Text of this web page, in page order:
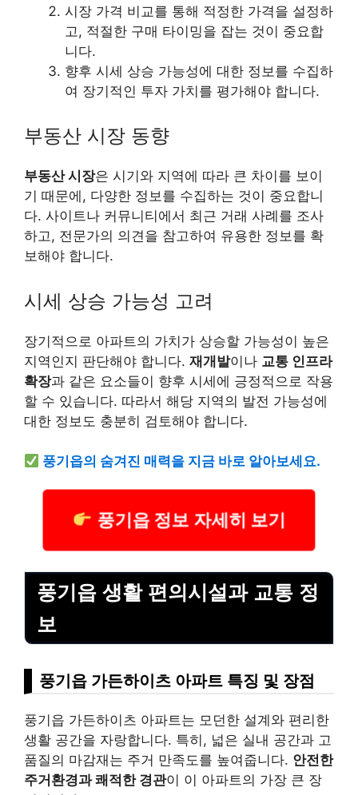
시장 가격 비교를 통해 적정한 가격을 설정하
고, 적절한 구매 타이밍을 잡는 것이 중요합
니다.
향후 시세 상승 가능성에 대한 정보를 수집하
여 장기적인 투자 가치를 평가해야 합니다.
부동산 시장 동향
부동산 시장은 시기와 지역에 따라 큰 차이를 보이
기 때문에, 다양한 정보를 수집하는 것이 중요합니
다. 사이트나 커뮤니티에서 최근 거래 사례를 조사
하고, 전문가의 의견을 참고하여 유용한 정보를 확
보해야 합니다.
시세 상승 가능성 고려
장기적으로 아파트의 가치가 상승할 가능성이 높은
지역인지 판단해야 합니다. 재개발이나 교통 인프라
확장과 같은 요소들이 향후 시세에 긍정적으로 작용
할 수 있습니다. 따라서 해당 지역의 발전 가능성에
대한 정보도 충분히 검토해야 합니다.
풍기읍의 숨겨진 매력을 지금 바로 알아보세요.
풍기읍 정보 자세히 보기
풍기읍 생활 편의시설과 교통 정
보
풍기읍 가든하이츠 아파트 특징 및 장점
풍기읍 가든하이츠 아파트는 모던한 설계와 편리한
생활 공간을 자랑합니다. 특히, 넓은 실내 공간과 고
품질의 마감재는 주거 만족도를 높여줍니다. 안전한
주거환경과 쾌적한 경관이 이 아파트의 가장 큰 장